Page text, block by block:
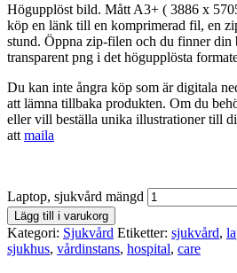
Högupplöst bild. Mått A3+ ( 3886 x
köp en länk till en komprimerad fil, en
stund. Öppna zip-filen och du finner din
transparent png i det högupplösta
Du kan inte ångra köp som är digitala
att lämna tillbaka produkten. Om du
eller vill beställa unika illustrationer till
att maila
Laptop, sjukvård mängd
Lägg till i varukorg
Kategori: Sjukvård Etiketter: sjukvård,
sjukhus, vårdinstans, hospital, care